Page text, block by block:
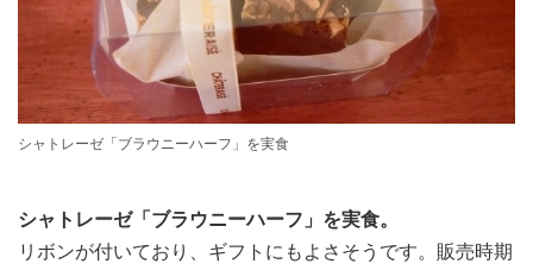
シャトレーゼ「ブラウニーハーフ」を実食
シャトレーゼ「ブラウニーハーフ」を実食。
リボンが付いており、ギフトにもよさそうです。販売時期